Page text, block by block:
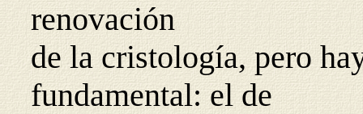
renovación
de la cristología, pero
fundamental: el de